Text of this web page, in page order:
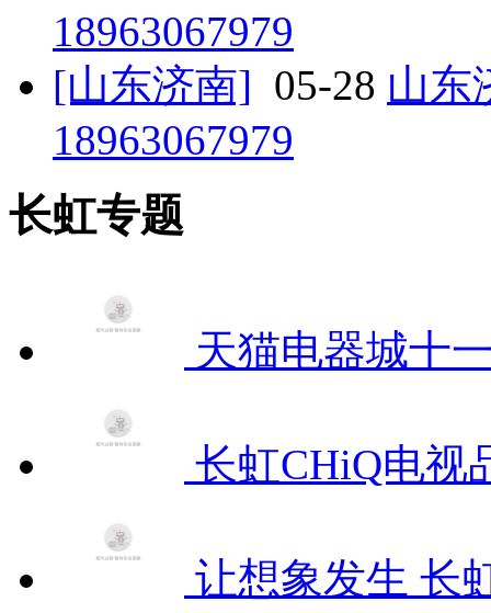
18963067979
[山东济南] 05-28 山东
18963067979
长虹专题
天猫电器城十
长虹CHiQ电视
让想象发生 长